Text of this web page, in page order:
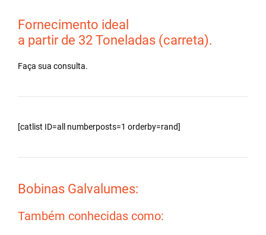
Fornecimento ideal
a partir de 32 Toneladas (carreta).
Faça sua consulta.
[catlist ID=all numberposts=1 orderby=rand]
Bobinas Galvalumes:
Também conhecidas como: